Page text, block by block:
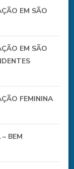
EM SÃO
EM SÃO
FEMININA
BEM